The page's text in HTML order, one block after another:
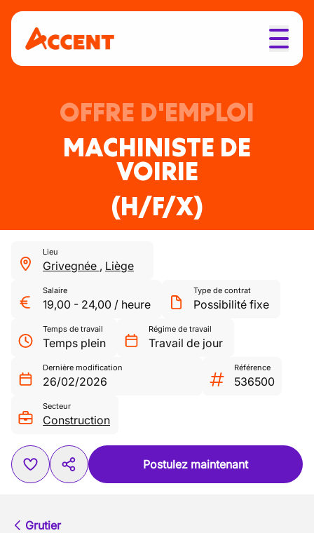
OFFRE D'EMPLOI
MACHINISTE DE
VOIRIE
(H/F/X)
Lieu
Grivegnée , Liège
Salaire
19,00 - 24,00 / heure
Type de contrat
Possibilité fixe
Temps de travail
Temps plein
Régime de travail
Travail de jour
Dernière modification
26/02/2026
Référence
536500
Secteur
Construction
Postulez maintenant
Grutier